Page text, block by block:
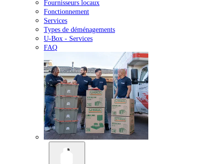
Fournisseurs locaux
Fonctionnement
Services
Types de déménagements
U-Box - Services
FAQ